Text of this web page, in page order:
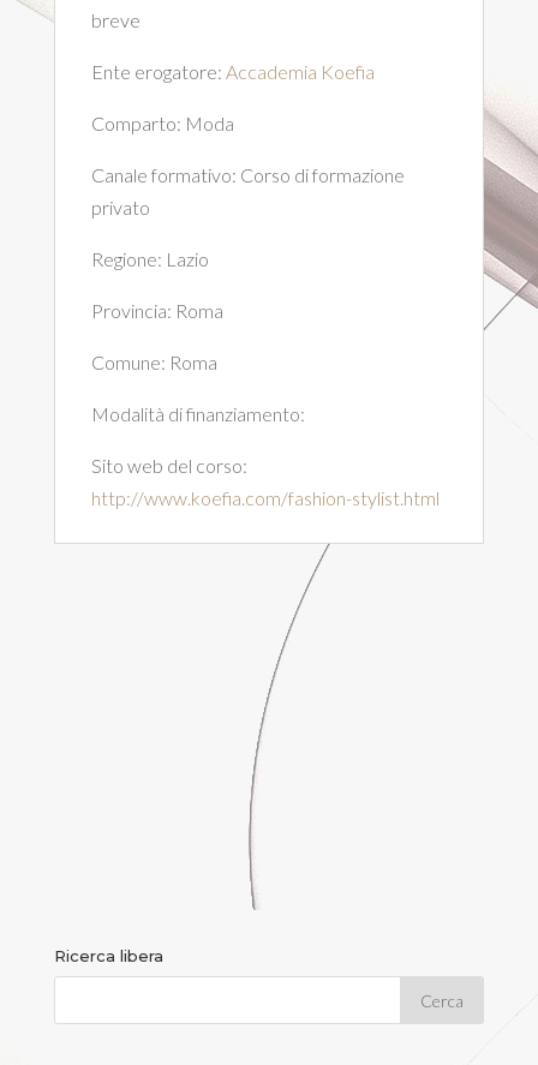
breve
Ente erogatore: Accademia Koefia
Comparto: Moda
Canale formativo: Corso di formazione
privato
Regione: Lazio
Provincia: Roma
Comune: Roma
Modalità di finanziamento:
Sito web del corso:
http://www.koefia.com/fashion-stylist.html
Ricerca libera